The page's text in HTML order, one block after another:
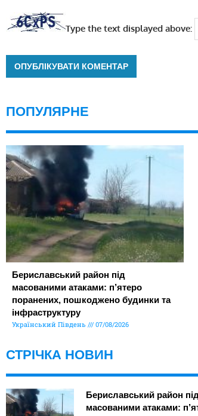
Type the text displayed above:
ПОПУЛЯРНЕ
Бериславський район під
масованими атаками: п’ятеро
поранених, пошкоджено будинки та
інфраструктуру
Український Південь 07/08/2026
СТРІЧКА НОВИН
Бериславський район
масованими атаками: